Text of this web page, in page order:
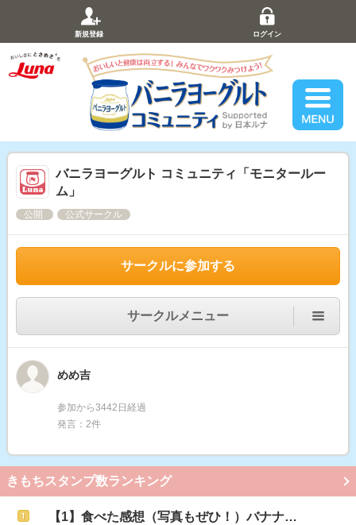
新規登録 ログイン
バニラヨーグルト コミュニティ「モニタールー
ム」
公開 公式サークル
サークルに参加する
サークルメニュー
めめ吉
参加から3442日経過
発言：2件
きもちスタンプ数ランキング
【1】食べた感想（写真もぜひ！）バナナ…